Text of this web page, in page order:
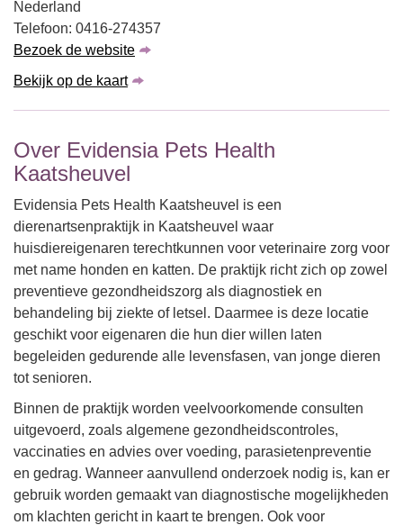
Nederland
Telefoon: 0416-274357
Bezoek de website
Bekijk op de kaart
Over Evidensia Pets Health
Kaatsheuvel
Evidensia Pets Health Kaatsheuvel is een
dierenartsenpraktijk in Kaatsheuvel waar
huisdiereigenaren terechtkunnen voor veterinaire zorg voor
met name honden en katten. De praktijk richt zich op zowel
preventieve gezondheidszorg als diagnostiek en
behandeling bij ziekte of letsel. Daarmee is deze locatie
geschikt voor eigenaren die hun dier willen laten
begeleiden gedurende alle levensfasen, van jonge dieren
tot senioren.
Binnen de praktijk worden veelvoorkomende consulten
uitgevoerd, zoals algemene gezondheidscontroles,
vaccinaties en advies over voeding, parasietenpreventie
en gedrag. Wanneer aanvullend onderzoek nodig is, kan er
gebruik worden gemaakt van diagnostische mogelijkheden
om klachten gericht in kaart te brengen. Ook voor